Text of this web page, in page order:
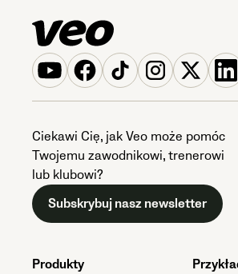
Ciekawi Cię, jak Veo może pomóc
Twojemu zawodnikowi, trenerowi
lub klubowi?
Subskrybuj nasz newsletter
Produkty